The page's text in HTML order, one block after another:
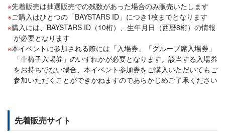
先着販売は抽選販売での残数があった場合のみ販売いたします
ご購入はひとつの「BAYSTARS ID」につき1枚までとなります
購入には、BAYSTARS ID（10桁）、生年月日（西暦8桁）の情報
が必要となります
本イベントに参加される際には「入場券」「グループ席入場券」
「車椅子入場券」のいずれかが必要となります。該当する入場券
をお持ちでない場合、本イベント参加券をご購入いただいてもご
参加いただくことができかねますのであらかじめご了承ください
先着販売サイト